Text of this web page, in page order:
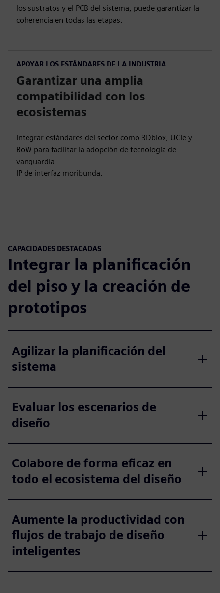
los sustratos y el PCB del sistema, puede garantizar la
coherencia en todas las etapas.
APOYAR LOS ESTÁNDARES DE LA INDUSTRIA
Garantizar una amplia
compatibilidad con los
ecosistemas
Integrar estándares del sector como 3Dblox, UCIe y
BoW para facilitar la adopción de tecnología de
vanguardia
IP de interfaz moribunda.
CAPACIDADES DESTACADAS
Integrar la planificación
del piso y la creación de
prototipos
Agilizar la planificación del
sistema
Evaluar los escenarios de
diseño
Colabore de forma eficaz en
todo el ecosistema del diseño
Aumente la productividad con
flujos de trabajo de diseño
inteligentes